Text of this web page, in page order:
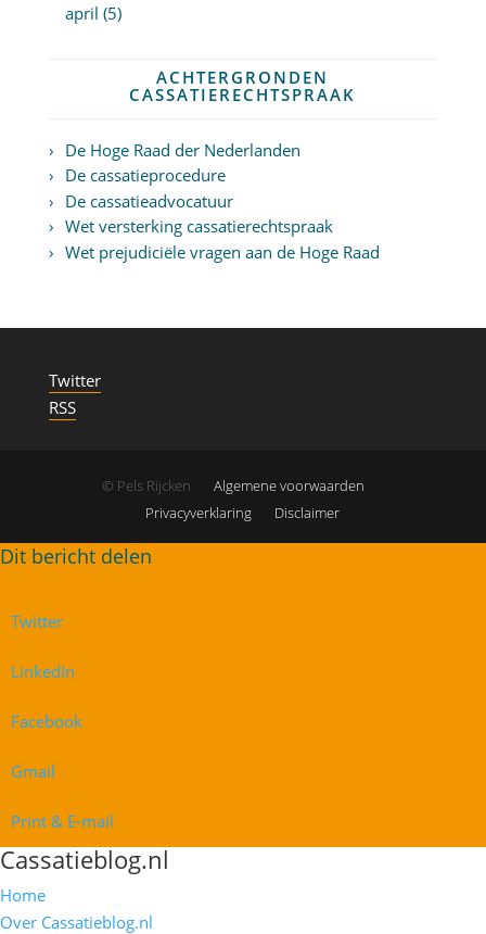
april (5)
ACHTERGRONDEN
CASSATIERECHTSPRAAK
De Hoge Raad der Nederlanden
De cassatieprocedure
De cassatieadvocatuur
Wet versterking cassatierechtspraak
Wet prejudiciële vragen aan de Hoge Raad
Twitter
RSS
© Pels Rijcken
Algemene voorwaarden
Privacyverklaring
Disclaimer
Twitter
LinkedIn
Facebook
Gmail
Print & E-mail
Cassatieblog.nl
Home
Over Cassatieblog.nl